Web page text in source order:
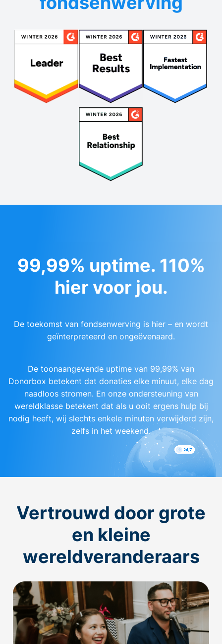
99,99% uptime. 110%
hier voor jou.
De toekomst van fondsenwerving is hier – en wordt
geïnterpreteerd en ongeëvenaard.
De toonaangevende uptime van 99,99% van
Donorbox betekent dat donaties elke minuut, elke dag
naadloos stromen. En onze ondersteuning van
wereldklasse betekent dat als u ooit ergens hulp bij
nodig heeft, wij slechts enkele minuten verwijderd zijn,
zelfs in het weekend.
Vertrouwd door grote
en kleine
wereldveranderaars